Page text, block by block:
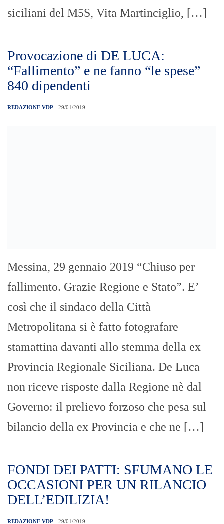
siciliani del M5S, Vita Martinciglio, […]
Provocazione di DE LUCA:
“Fallimento” e ne fanno “le spese”
840 dipendenti
REDAZIONE VDP - 29/01/2019
Messina, 29 gennaio 2019 “Chiuso per
fallimento. Grazie Regione e Stato”. E’
così che il sindaco della Città
Metropolitana si è fatto fotografare
stamattina davanti allo stemma della ex
Provincia Regionale Siciliana. De Luca
non riceve risposte dalla Regione nè dal
Governo: il prelievo forzoso che pesa sul
bilancio della ex Provincia e che ne […]
FONDI DEI PATTI: SFUMANO LE
OCCASIONI PER UN RILANCIO
DELL’EDILIZIA!
REDAZIONE VDP - 29/01/2019